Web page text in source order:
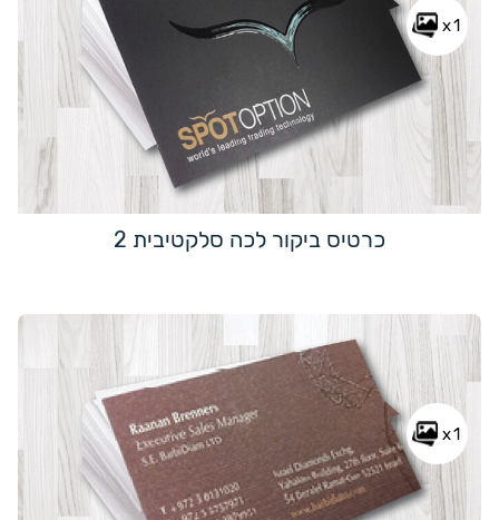
x1
כרטיס ביקור לכה סלקטיבית 2
x1